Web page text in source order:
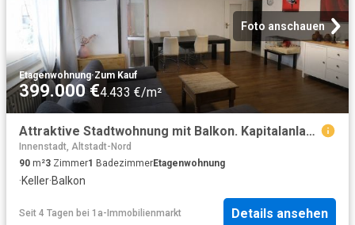
Foto anschauen
Etagenwohnung·Zum Kauf
399.000 €4.433 €/m²
Attraktive Stadtwohnung mit Balkon. Kapitalanlage mit Zukunft
Innenstadt, Altstadt-Nord
90 m²3 Zimmer1 BadezimmerEtagenwohnung
·Keller·Balkon
Seit 4 Tagen bei 1a-Immobilienmarkt Details ansehen